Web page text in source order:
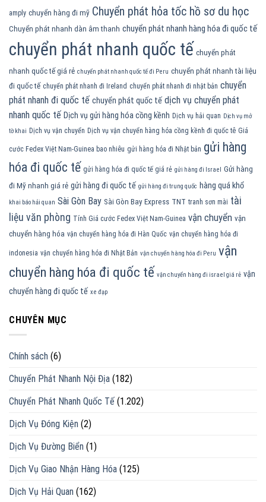
amply chuyển hàng đi mỹ Chuyển phát hỏa tốc hồ sơ du học
Chuyển phát nhanh dàn âm thanh chuyển phát nhanh hàng hóa đi quốc tế
chuyển phát nhanh quốc tế chuyển phát
nhanh quốc tế giá rẻ chuyển phát nhanh quốc tế đi Peru chuyển phát nhanh tài liệu
đi quốc tế chuyển phát nhanh đi Ireland chuyển phát nhanh đi nhật bản chuyển
phát nhanh đi quốc tế chuyển phát quốc tế dịch vụ chuyển phát
nhanh quốc tế Dịch vụ gửi hàng hóa cồng kềnh Dịch vụ hải quan Dịch vụ mở
tờ khai Dịch vụ vận chuyển Dịch vụ vận chuyển hàng hóa cồng kềnh đi quốc tê Giá
cước Fedex Việt Nam-Guinea bao nhiêu gửi hàng hóa đi Nhật bản gửi hàng
hóa đi quốc tế gửi hàng hóa đi quốc tế giá rẻ gửi hàng đi Israel Gửi hàng
đi Mỹ nhanh giá rẻ gửi hàng đi quốc tế gửi hàng đi trung quốc hàng quá khổ
khai báo hải quan Sài Gòn Bay Sài Gòn Bay Express TNT tranh sơn mài tài
liệu văn phòng Tính Giá cước Fedex Việt Nam-Guinea vận chuyển vận
chuyển hàng hóa vận chuyển hàng hóa đi Hàn Quốc vận chuyển hàng hóa đi
indonesia vận chuyển hàng hóa đi Nhật Bản vận chuyển hàng hóa đi Peru vận
chuyển hàng hóa đi quốc tế vận chuyển hàng đi israel giá rẻ vận
chuyển hàng đi quốc tế xe đạp
CHUYÊN MỤC
Chính sách (6)
Chuyển Phát Nhanh Nội Địa (182)
Chuyển Phát Nhanh Quốc Tế (1.202)
Dịch Vụ Đóng Kiện (2)
Dịch Vụ Đường Biển (1)
Dịch Vụ Giao Nhận Hàng Hóa (125)
Dịch Vụ Hải Quan (162)